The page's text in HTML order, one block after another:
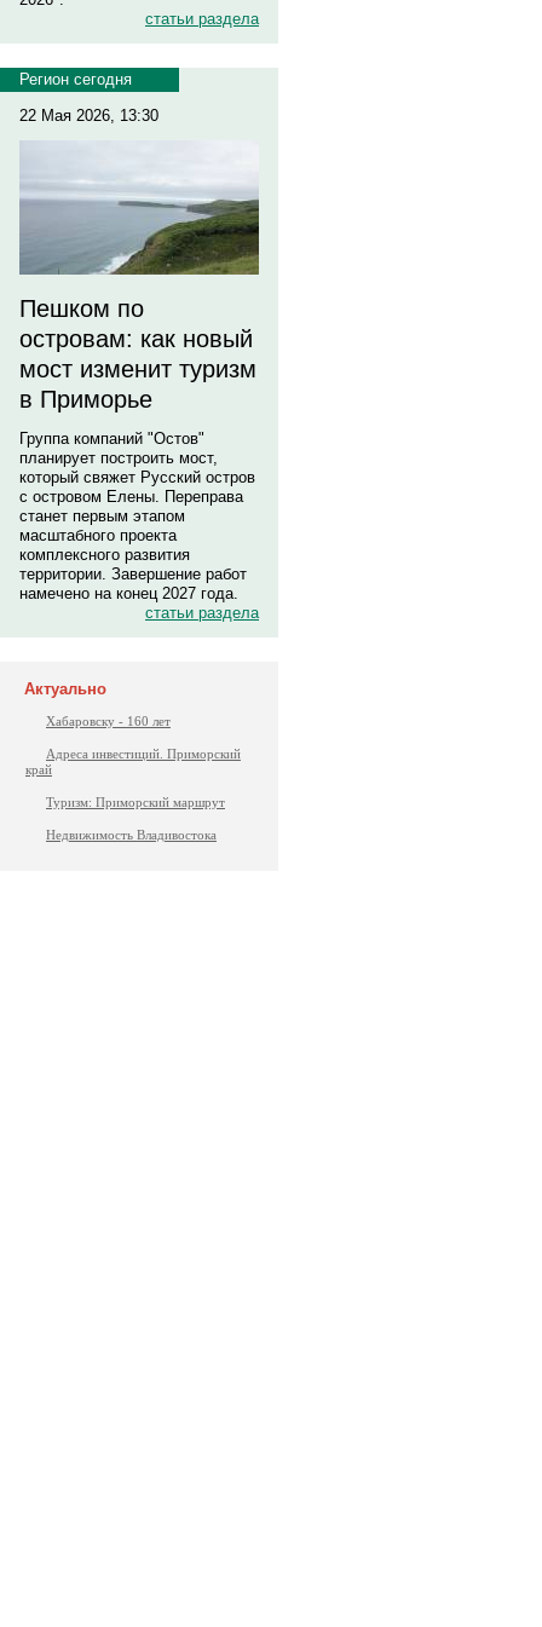
статьи раздела
Регион сегодня
22 Мая 2026, 13:30
Пешком по
островам: как новый
мост изменит туризм
в Приморье
Группа компаний "Остов"
планирует построить мост,
который свяжет Русский остров
с островом Елены. Переправа
станет первым этапом
масштабного проекта
комплексного развития
территории. Завершение работ
намечено на конец 2027 года.
статьи раздела
Актуально
Хабаровску - 160 лет
Адреса инвестиций. Приморский
край
Туризм: Приморский маршрут
Недвижимость Владивостока